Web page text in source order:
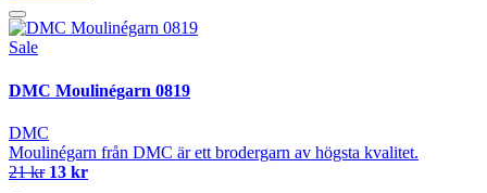
Sale
DMC Moulinégarn 0819
DMC
Moulinégarn från DMC är ett brodergarn av högsta kvalitet.
21 kr 13 kr